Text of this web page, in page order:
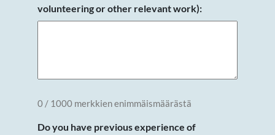
volunteering or other relevant work):
0 / 1000 merkkien enimmäismäärästä
Do you have previous experience of